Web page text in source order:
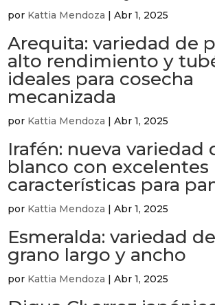
por Kattia Mendoza |Abr 1, 2025
Arequita: variedad de
alto rendimiento y
ideales para cosecha
mecanizada
por Kattia Mendoza |Abr 1, 2025
Irafén: nueva variedad
blanco con excelentes
características para
por Kattia Mendoza |Abr 1, 2025
Esmeralda: variedad
grano largo y ancho
por Kattia Mendoza |Abr 1, 2025